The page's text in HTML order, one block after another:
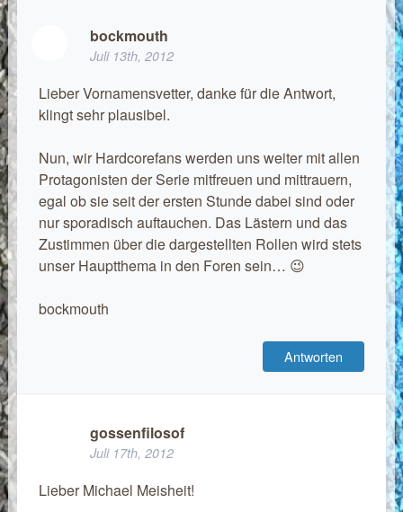
bockmouth
Juli 13th, 2012
Lieber Vornamensvetter, danke für die Antwort,
klingt sehr plausibel.
Nun, wir Hardcorefans werden uns weiter mit allen
Protagonisten der Serie mitfreuen und mittrauern,
egal ob sie seit der ersten Stunde dabei sind oder
nur sporadisch auftauchen. Das Lästern und das
Zustimmen über die dargestellten Rollen wird stets
unser Hauptthema in den Foren sein… 😉
bockmouth
Antworten
gossenfilosof
Juli 17th, 2012
Lieber Michael Meisheit!